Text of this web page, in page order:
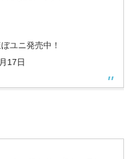
ユニ発売中！
17日